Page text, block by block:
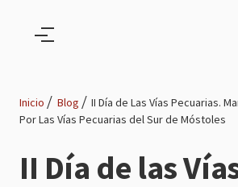
Inicio Blog
II Día de Las Vías Pecuarias.
Por Las Vías Pecuarias del Sur de Móstoles
II Día de las